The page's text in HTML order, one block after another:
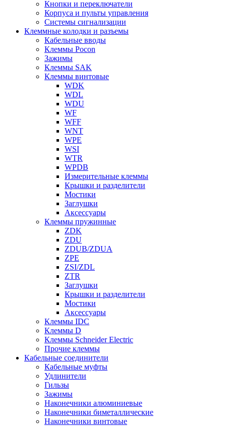
Кнопки и переключатели
Корпуса и пульты управления
Системы сигнализации
Клеммные колодки и разъемы
Кабельные вводы
Клеммы Pocon
Зажимы
Клеммы SAK
Клеммы винтовые
WDK
WDL
WDU
WF
WFF
WNT
WPE
WSI
WTR
WPDB
Измерительные клеммы
Крышки и разделители
Мостики
Заглушки
Аксессуары
Клеммы пружинные
ZDK
ZDU
ZDUB/ZDUA
ZPE
ZSI/ZDL
ZTR
Заглушки
Крышки и разделители
Мостики
Аксессуары
Клеммы IDC
Клеммы D
Клеммы Schneider Electric
Прочие клеммы
Кабельные соединители
Кабельные муфты
Удлинители
Гильзы
Зажимы
Наконечники алюминиевые
Наконечники биметаллические
Наконечники винтовые